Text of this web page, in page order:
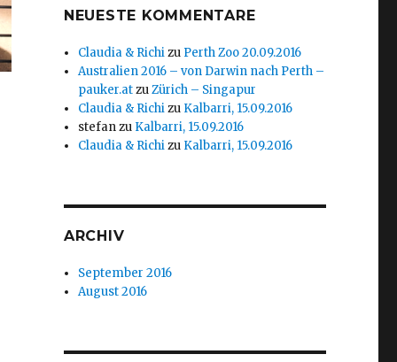
NEUESTE KOMMENTARE
Claudia & Richizu Perth Zoo 20.09.2016
Australien 2016 – von Darwin nach Perth –
pauker.atzuZürich – Singapur
Claudia & Richizu Kalbarri, 15.09.2016
stefanzu Kalbarri, 15.09.2016
Claudia & Richizu Kalbarri, 15.09.2016
ARCHIV
September 2016
August 2016